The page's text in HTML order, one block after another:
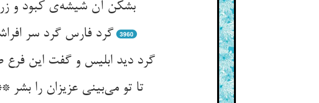
بشکن آن شیشه‌‌ی کبود و
گرد فارس گرد سر افراشته ** گرد را تو مرد حق پنداشته‌‌
3960
تا تو می‌‌بینی عزیزان را